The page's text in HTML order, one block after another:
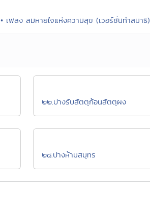
• เพลง ลมหายใจแห่งความสุข (เวอร์ชั่นทำสมาธิ)
๒๒.ปางรับสัตตุก้อนสัตตุผง
๒๘.ปางห้ามสมุทร